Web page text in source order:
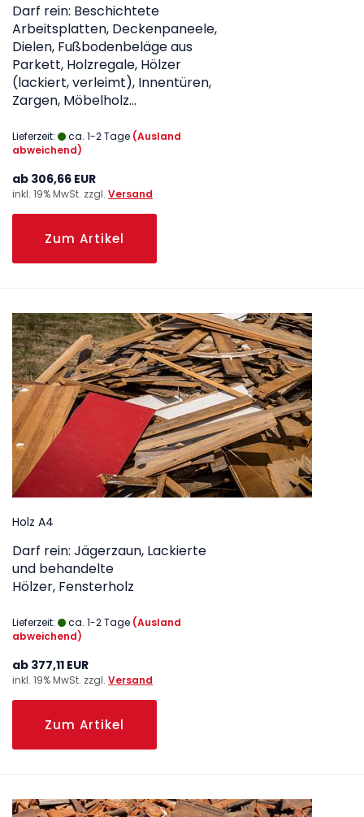
Darf rein: Beschichtete
Arbeitsplatten, Deckenpaneele,
Dielen, Fußbodenbeläge aus
Parkett, Holzregale, Hölzer
(lackiert, verleimt), Innentüren,
Zargen, Möbelholz...
Lieferzeit: ca. 1-2 Tage (Ausland
abweichend)
ab 306,66 EUR
inkl. 19% MwSt. zzgl. Versand
Zum Artikel
Holz A4
Darf rein: Jägerzaun, Lackierte
und behandelte
Hölzer, Fensterholz
Lieferzeit: ca. 1-2 Tage (Ausland
abweichend)
ab 377,11 EUR
inkl. 19% MwSt. zzgl. Versand
Zum Artikel